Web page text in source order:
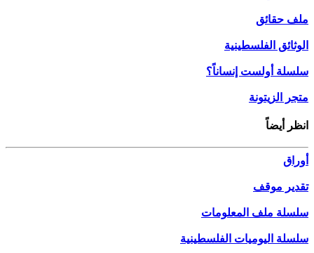
ملف حقائق
الوثائق الفلسطينية
سلسلة أولست إنساناً؟
متجر الزيتونة
انظر أيضاً
أوراق
تقدير موقف
سلسلة ملف المعلومات
سلسلة اليوميات الفلسطينية